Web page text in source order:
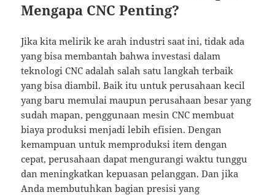
Mengapa CNC Penting?
Jika kita melirik ke arah industri saat ini, tidak ada
yang bisa membantah bahwa investasi dalam
teknologi CNC adalah salah satu langkah terbaik
yang bisa diambil. Baik itu untuk perusahaan kecil
yang baru memulai maupun perusahaan besar yang
sudah mapan, penggunaan mesin CNC membuat
biaya produksi menjadi lebih efisien. Dengan
kemampuan untuk memproduksi item dengan
cepat, perusahaan dapat mengurangi waktu tunggu
dan meningkatkan kepuasan pelanggan. Dan jika
Anda membutuhkan bagian presisi yang